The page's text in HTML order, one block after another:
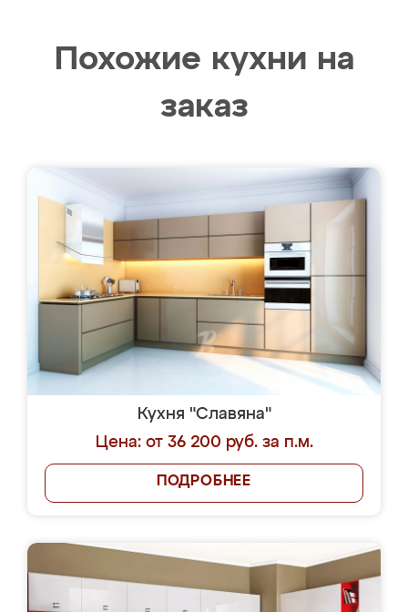
Похожие кухни на
заказ
Кухня "Славяна"
Цена: от 36 200 руб. за п.м.
ПОДРОБНЕЕ